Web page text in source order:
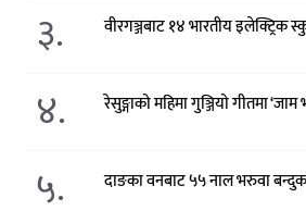
३. वीरगञ्जबाट १४ भारतीय इलेक्ट्रिक
४. रेसुङ्गाको महिमा गुञ्जियो गीतमा ‘जाम
५. दाङका वनबाट ५५ नाल भरुवा